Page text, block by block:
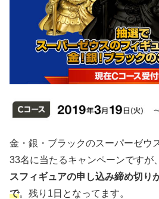
金・銀・ブラックのスーパーゼウ
33名に当たるキャンペーンですが、
スフィギュアの申し込み締め切り
で。残り1日となってます。